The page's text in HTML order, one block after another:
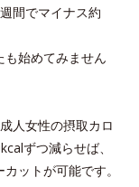
間でマイナス約
始めてみません
人女性の摂取カロ
ずつ減らせば、
ットが可能です。